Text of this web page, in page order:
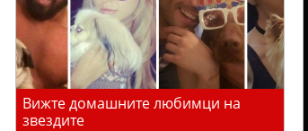
Вижте домашните любимци на
звездите